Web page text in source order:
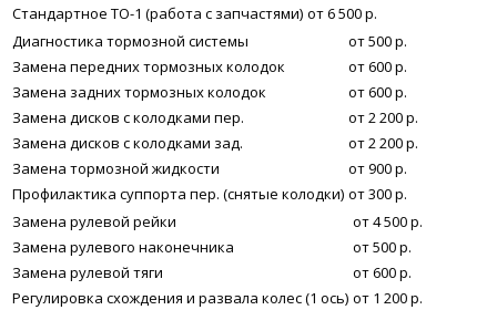
Стандартное ТО-1 (работа с запчастями) от 6 500 р.
Диагностика тормозной системы
от 500 р.
Замена передних тормозных колодок
от 600 р.
Замена задних тормозных колодок
от 600 р.
Замена дисков с колодками пер.
от 2 200 р.
Замена дисков с колодками зад.
от 2 200 р.
Замена тормозной жидкости
от 900 р.
Профилактика суппорта пер. (снятые колодки) от 300 р.
Замена рулевой рейки
от 4 500 р.
Замена рулевого наконечника
от 500 р.
Замена рулевой тяги
от 600 р.
Регулировка схождения и развала колес (1 ось) от 1 200 р.